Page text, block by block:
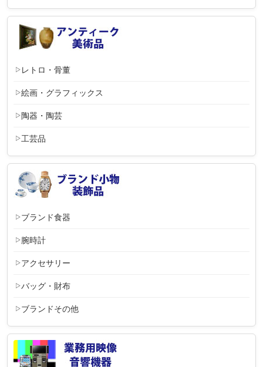
レトロ・骨董
絵画・グラフィックス
陶器・陶芸
工芸品
ブランド食器
腕時計
アクセサリー
バッグ・財布
ブランドその他